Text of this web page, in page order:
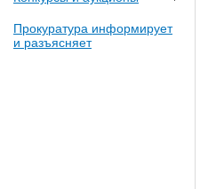
Прокуратура информирует
и разъясняет